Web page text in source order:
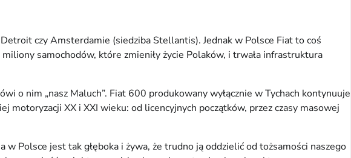
czy Amsterdamie (siedziba Stellantis). Jednak w Polsce Fiat to coś
samochodów, które zmieniły życie Polaków, i trwała infrastruktura
o nim „nasz Maluch”. Fiat 600 produkowany wyłącznie w Tychach kontynuuje
XX i XXI wieku: od licencyjnych początków, przez czasy masowej
Polsce jest tak głęboka i żywa, że trudno ją oddzielić od tożsamości naszego